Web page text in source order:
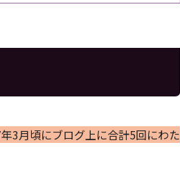
3月頃にブログ上に合計5回にわた